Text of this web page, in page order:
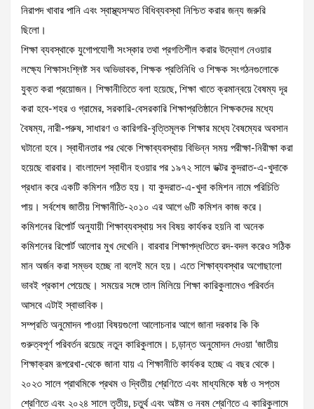
নিরাপদ খাবার পানি এবং স্বাস্থ্যসম্মত বিধিব্যবস্থা নিশ্চিত করার জন্য জরুরি
ছিলো।
শিক্ষা ব্যবস্থাকে যুগোপযোগী সংস্কার তথা প্রগতিশীল করার উদ্যোগ নেওয়ার
লক্ষ্যে শিক্ষাসংশ্লিষ্ট সব অভিভাবক, শিক্ষক প্রতিনিধি ও শিক্ষক সংগঠনগুলোকে
যুক্ত করা প্রয়োজন। শিক্ষানীতিতে বলা হয়েছে, শিক্ষা খাতে ক্রমান্বয়ে বৈষম্য দূর
করা হবে-শহর ও গ্রামের, সরকারি-বেসরকারি শিক্ষাপ্রতিষ্ঠানে শিক্ষকদের মধ্যে
বৈষম্য, নারী-পরুষ, সাধারণ ও কারিগরি-বৃত্তিমূলক শিক্ষার মধ্যে বৈষম্যের অবসান
ঘটানো হবে। স্বাধীনতার পর থেকে শিক্ষাব্যবস্থায় বিভিন্ন সময় পরীক্ষা-নিরীক্ষা করা
হয়েছে বারবার। বাংলাদেশ স্বাধীন হওয়ার পর ১৯৭২ সালে ডক্টর কুদরাত-এ-খুদাকে
প্রধান করে একটি কমিশন গঠিত হয়। যা কুদরাত-এ-খুদা কমিশন নামে পরিচিতি
পায়। সর্বশেষ জাতীয় শিক্ষানীতি-২০১০ এর আগে ৬টি কমিশন কাজ করে।
কমিশনের রিপোর্ট অনুযায়ী শিক্ষাব্যবস্থায় সব বিষয় কার্যকর হয়নি বা অনেক
কমিশনের রিপোর্ট আলোর মুখ দেখেনি। বারবার শিক্ষাপদ্ধতিতে রদ-বদল করেও সঠিক
মান অর্জন করা সম্ভব হচ্ছে না বলেই মনে হয়। এতে শিক্ষাব্যবস্থার অগোছালো
ভাবই প্রকাশ পেয়েছে। সময়ের সঙ্গে তাল মিলিয়ে শিক্ষা কারিকুলামেও পরিবর্তন
আসবে এটাই স্বাভাবিক।
সম্প্রতি অনুমোদন পাওয়া বিষয়গুলো আলোচনার আগে জানা দরকার কি কি
গুরুত্বপূর্ণ পরিবর্তন রয়েছে নতুন কারিকুলামে। চ‚ড়ান্ত অনুমোদন দেওয়া ‘জাতীয়
শিক্ষাক্রম রূপরেখা-থেকে জানা যায় এ শিক্ষানীতি কার্যকর হচ্ছে এ বছর থেকে।
২০২৩ সালে প্রাথমিকে প্রথম ও দ্বিতীয় শ্রেণিতে এবং মাধ্যমিকে ষষ্ঠ ও সপ্তম
শ্রেণিতে এবং ২০২৪ সালে তৃতীয়, চতুর্থ এবং অষ্টম ও নবম শ্রেণিতে এ কারিকুলামে